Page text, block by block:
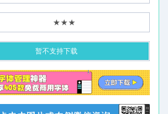
★★★
暂不支持下载